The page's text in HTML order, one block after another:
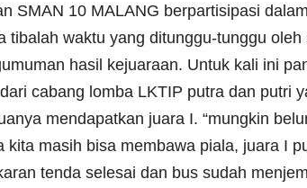
SMAN 10 MALANG berpartisipasi
waktu yang ditunggu-tunggu oleh
hasil kejuaraan. Untuk kali ini
cabang lomba LKTIP putra dan putri
mendapatkan juara I. “mungkin
masih bisa membawa piala, juara I
tenda selesai dan bus sudah